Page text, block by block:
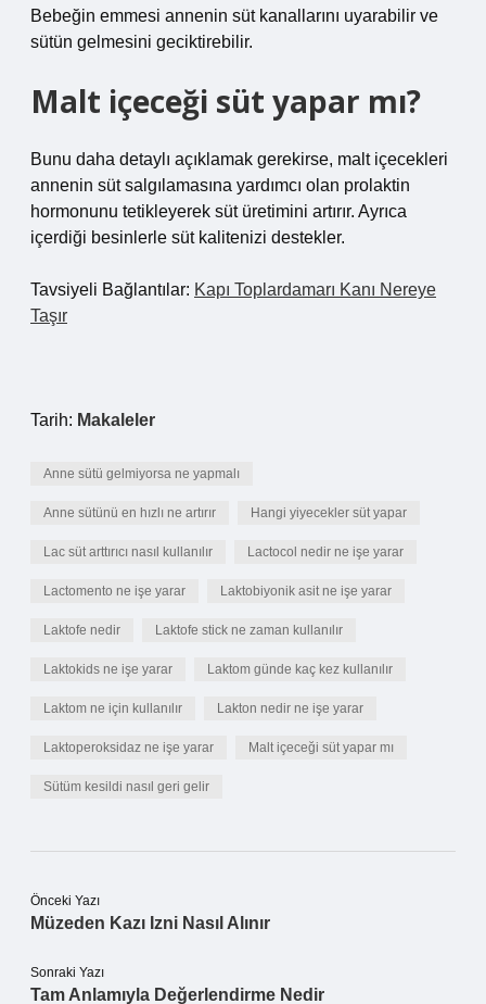
Bebeğin emmesi annenin süt kanallarını uyarabilir ve
sütün gelmesini geciktirebilir.
Malt içeceği süt yapar mı?
Bunu daha detaylı açıklamak gerekirse, malt içecekleri
annenin süt salgılamasına yardımcı olan prolaktin
hormonunu tetikleyerek süt üretimini artırır. Ayrıca
içerdiği besinlerle süt kalitenizi destekler.
Tavsiyeli Bağlantılar: Kapı Toplardamarı Kanı Nereye
Taşır
Tarih: Makaleler
Anne sütü gelmiyorsa ne yapmalı
Anne sütünü en hızlı ne artırır Hangi yiyecekler süt yapar
Lac süt arttırıcı nasıl kullanılır Lactocol nedir ne işe yarar
Lactomento ne işe yarar Laktobiyonik asit ne işe yarar
Laktofe nedir Laktofe stick ne zaman kullanılır
Laktokids ne işe yarar Laktom günde kaç kez kullanılır
Laktom ne için kullanılır Lakton nedir ne işe yarar
Laktoperoksidaz ne işe yarar Malt içeceği süt yapar mı
Sütüm kesildi nasıl geri gelir
Önceki Yazı
Müzeden Kazı Izni Nasıl Alınır
Sonraki Yazı
Tam Anlamıyla Değerlendirme Nedir